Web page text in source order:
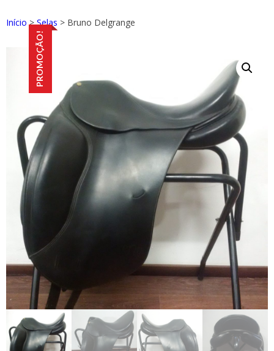
Início >Selas > Bruno Delgrange
PROMOÇÃO!